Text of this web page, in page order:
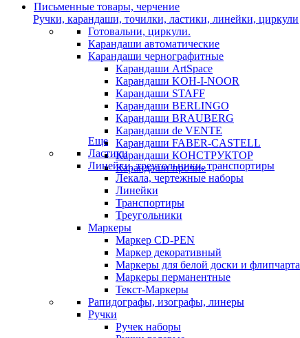
Письменные товары, черчение
Ручки, карандаши, точилки, ластики, линейки, циркули
Готовальни, циркули.
Карандаши автоматические
Карандаши чернографитные
Карандаши ArtSpace
Карандаши KOH-I-NOOR
Карандаши STAFF
Карандаши BERLINGO
Карандаши BRAUBERG
Карандаши de VENTE
Карандаши FABER-CASTELL
Карандаши КОНСТРУКТОР
Карандаши прочие
Еще
Ластики
Линейки, треугольники, транспортиры
Лекала, чертежные наборы
Линейки
Транспортиры
Треугольники
Маркеры
Маркер CD-PEN
Маркер декоративный
Маркеры для белой доски и флипчарта
Маркеры перманентные
Текст-Маркеры
Рапидографы, изографы, линеры
Ручки
Ручек наборы